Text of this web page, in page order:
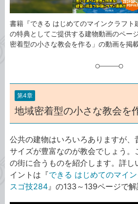
書籍『できる はじめてのマインクラフト
の特典としてご提供する建物動画のペー
密着型の小さな教会を作る」の動画を掲
第4章
地域密着型の小さな教会を
公共の建物はいろいろありますが、
サイズが豊富なのが教会でしょう。
の街に合うものを紹介します。詳し
イントは『できる はじめてのマイ
スゴ技284 』の133～139ページで解